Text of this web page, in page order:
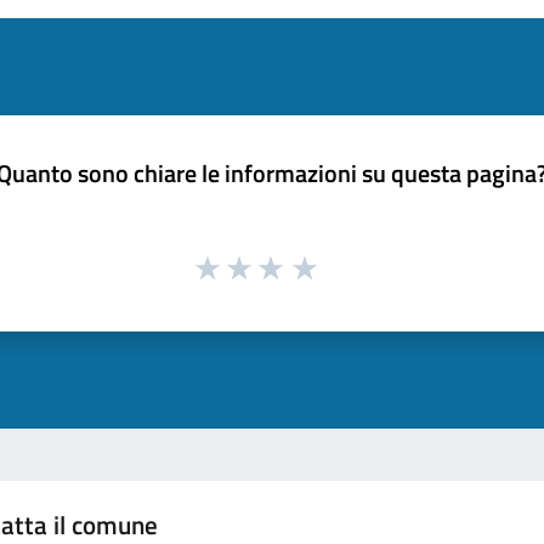
sono chiare le informazioni su questa
il comune